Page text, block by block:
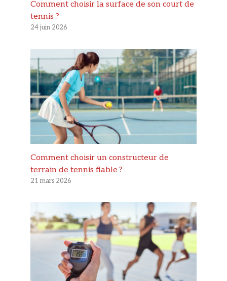
Comment choisir la surface de son court de
tennis ?
24 juin 2026
Comment choisir un constructeur de
terrain de tennis fiable ?
21 mars 2026